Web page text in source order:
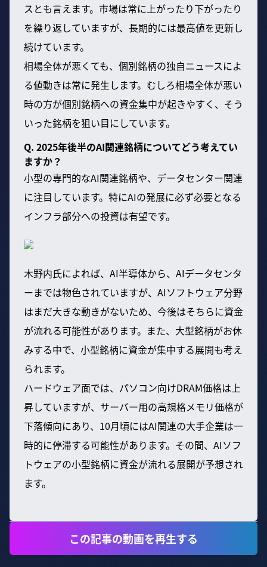
スとも言えます。市場は常に上がったり下がったり
を繰り返していますが、長期的には最高値を更新し
続けています。
相場全体が悪くても、個別銘柄の独自ニュースによ
る値動きは常に発生します。むしろ相場全体が悪い
時の方が個別銘柄への資金集中が起きやすく、そう
いった銘柄を狙い目にしています。
Q. 2025年後半のAI関連銘柄についてどう考えてい
ますか？
小型の専門的なAI関連銘柄や、データセンター関連
に注目しています。特にAIの発展に必ず必要となる
インフラ部分への投資は有望です。
木野内氏によれば、AI半導体から、AIデータセンタ
ーまでは物色されていますが、AIソフトウェア分野
はまだ大きな動きがないため、今後はそちらに資金
が流れる可能性があります。また、大型銘柄がお休
みする中で、小型銘柄に資金が集中する展開も考え
られます。
ハードウェア面では、パソコン向けDRAM価格は上
昇していますが、サーバー用の高規格メモリ価格が
下落傾向にあり、10月頃にはAI関連の大手企業は一
時的に停滞する可能性があります。その間、AIソフ
トウェアの小型銘柄に資金が流れる展開が予想され
ます。
この記事の動画を再生する